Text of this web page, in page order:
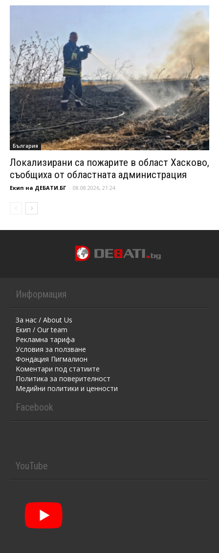
България
Локализирани са пожарите в област Хасково,
съобщиха от областната администрация
Екип на ДЕБАТИ.БГ - 08.08.2026, 21:24
Информация
За нас / About Us
Екип / Our team
Рекламна тарифа
Условия за ползване
Фондация Пигмалион
Kоментaри под статиите
Политика за поверителност
Медийни политики и ценности
Facebook
YouTube